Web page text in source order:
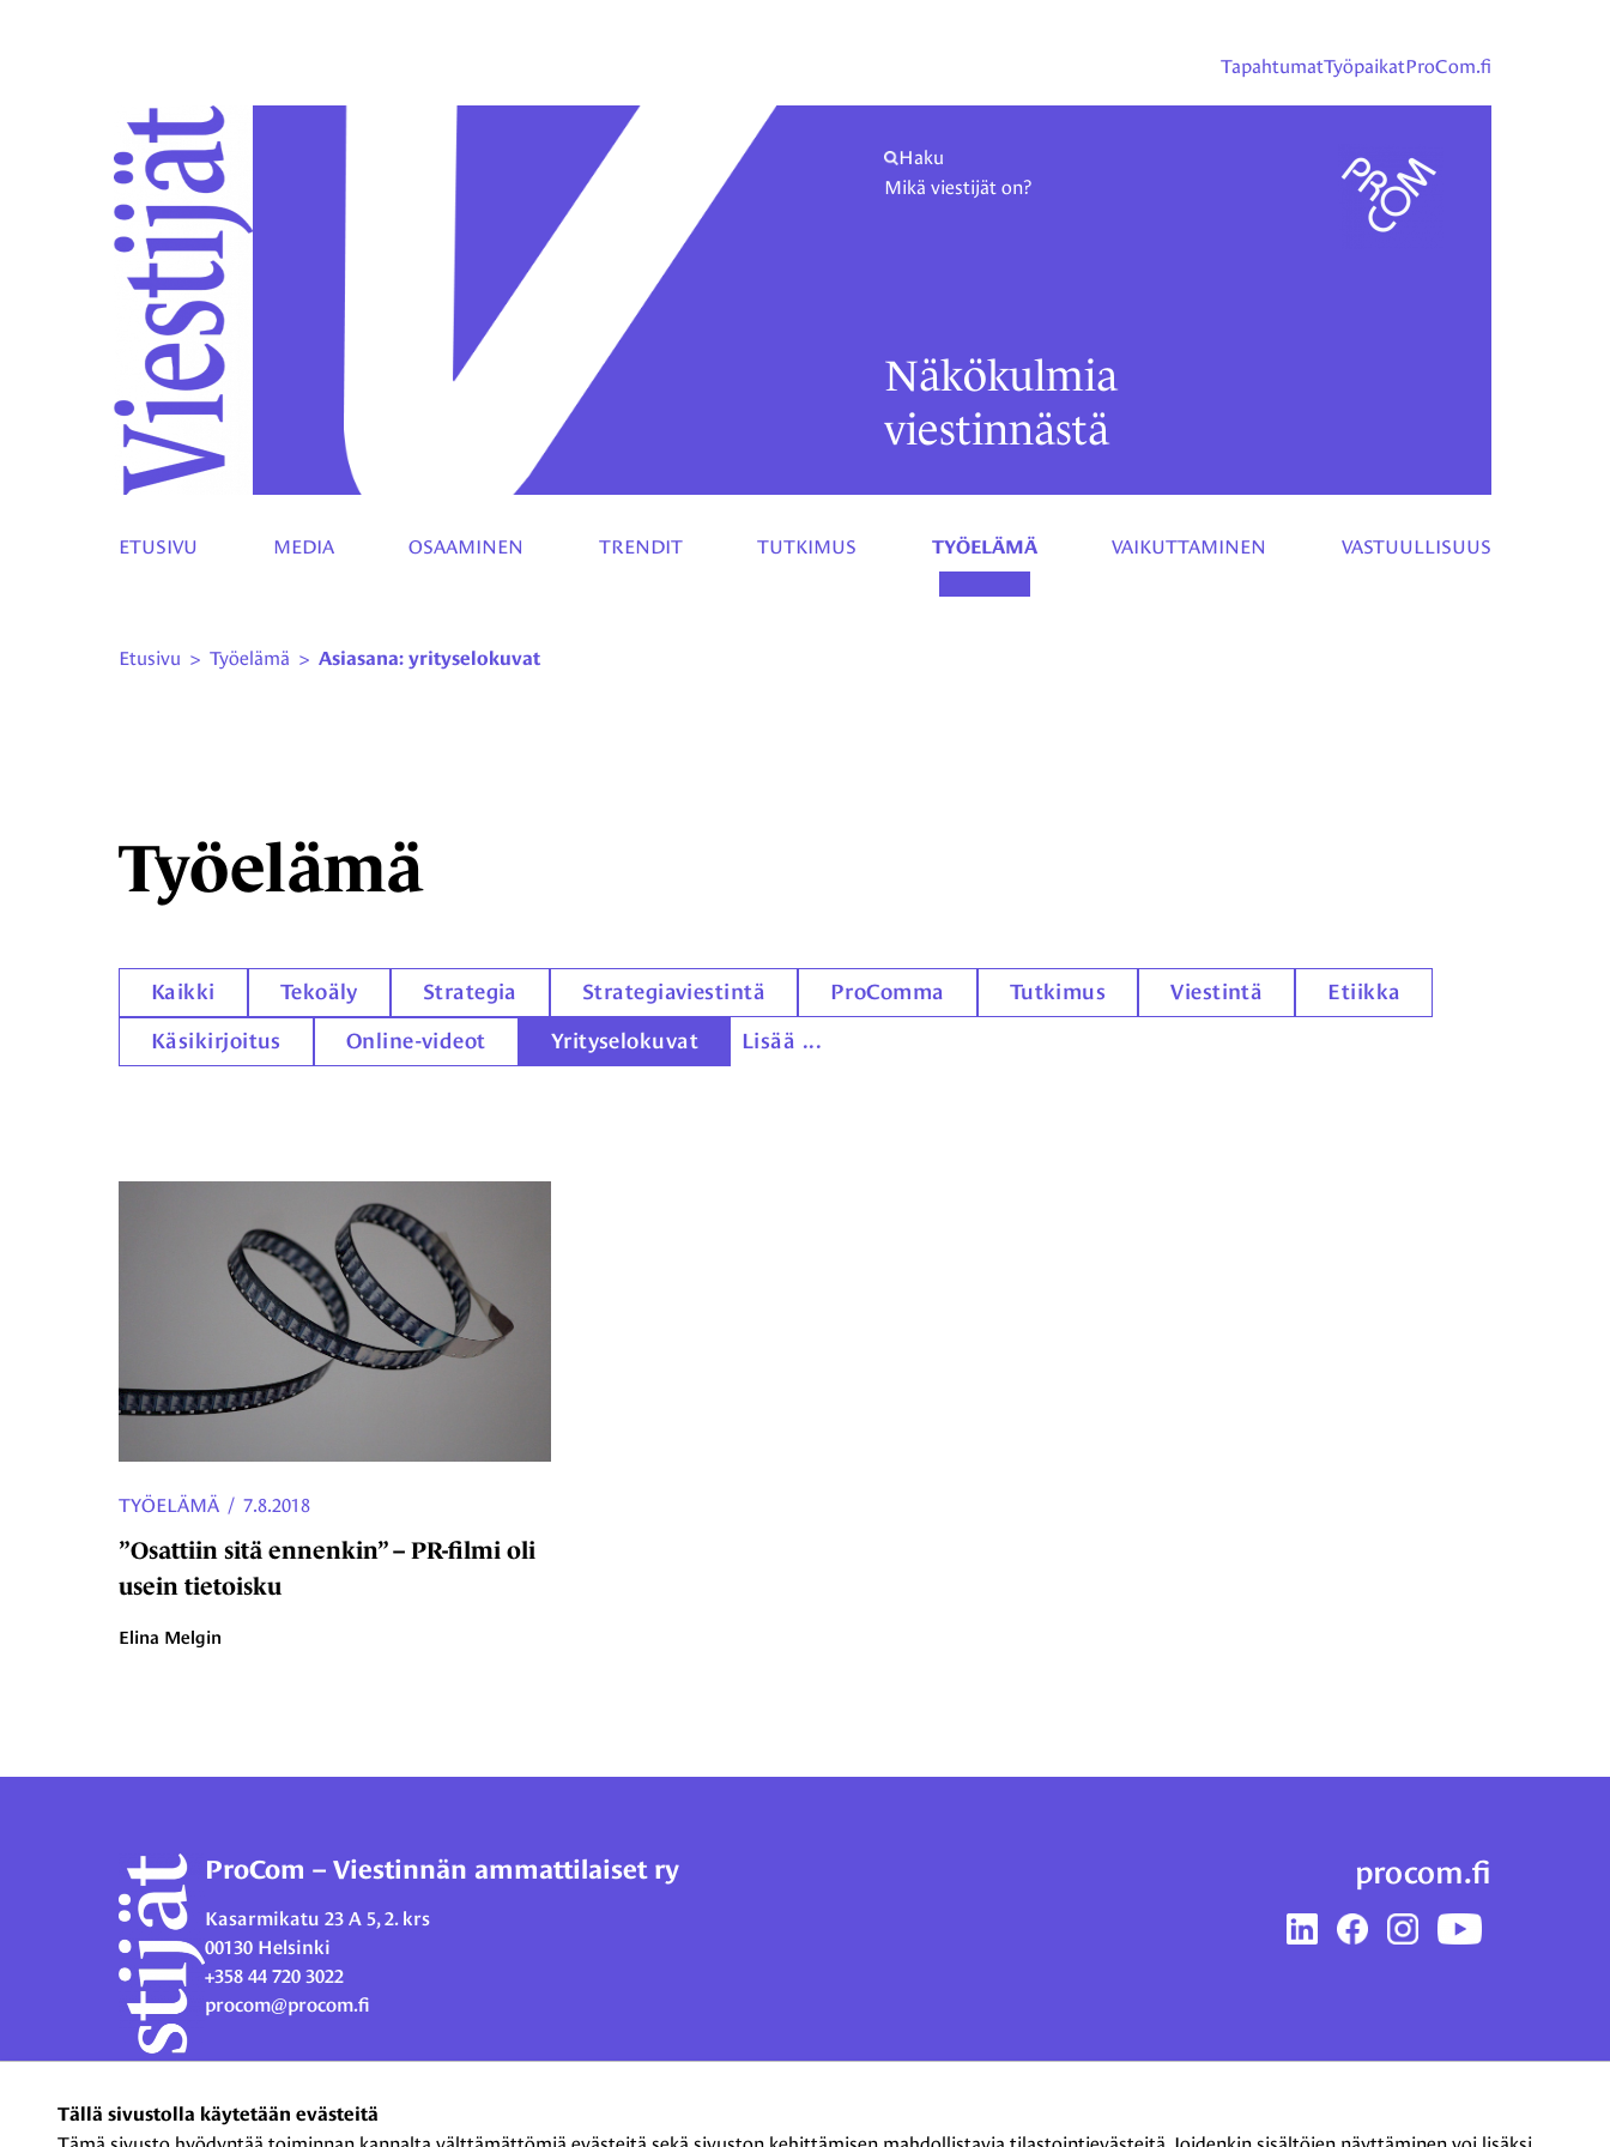
Tällä sivustolla käytetään evästeitä
TapahtumatTyöpaikatProCom.fi
Näkökulmia
viestinnästä
Haku
Mikä viestijät on?
ETUSIVU MEDIA OSAAMINEN TRENDIT TUTKIMUS TYÖELÄMÄ VAIKUTTAMINEN VASTUULLISUUS
Etusivu > Työelämä > Asiasana: yrityselokuvat
Työelämä
Kaikki Tekoäly Strategia Strategiaviestintä ProComma Tutkimus Viestintä Etiikka
Käsikirjoitus Online-videot Yrityselokuvat Lisää ...
”Osattiin sitä ennenkin” – PR-filmi oli
usein tietoisku
TYÖELÄMÄ / 7.8.2018
Elina Melgin
ProCom – Viestinnän ammattilaiset ry
Kasarmikatu 23 A 5, 2. krs
00130 Helsinki
+358 44 720 3022
procom@procom.fi
procom.fi
LinkedInFacebookInstagramYouTube